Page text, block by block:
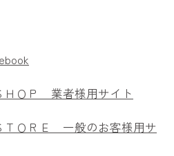
ＯＰ 業者様用サイト
ＯＲＥ 一般のお客様用サ